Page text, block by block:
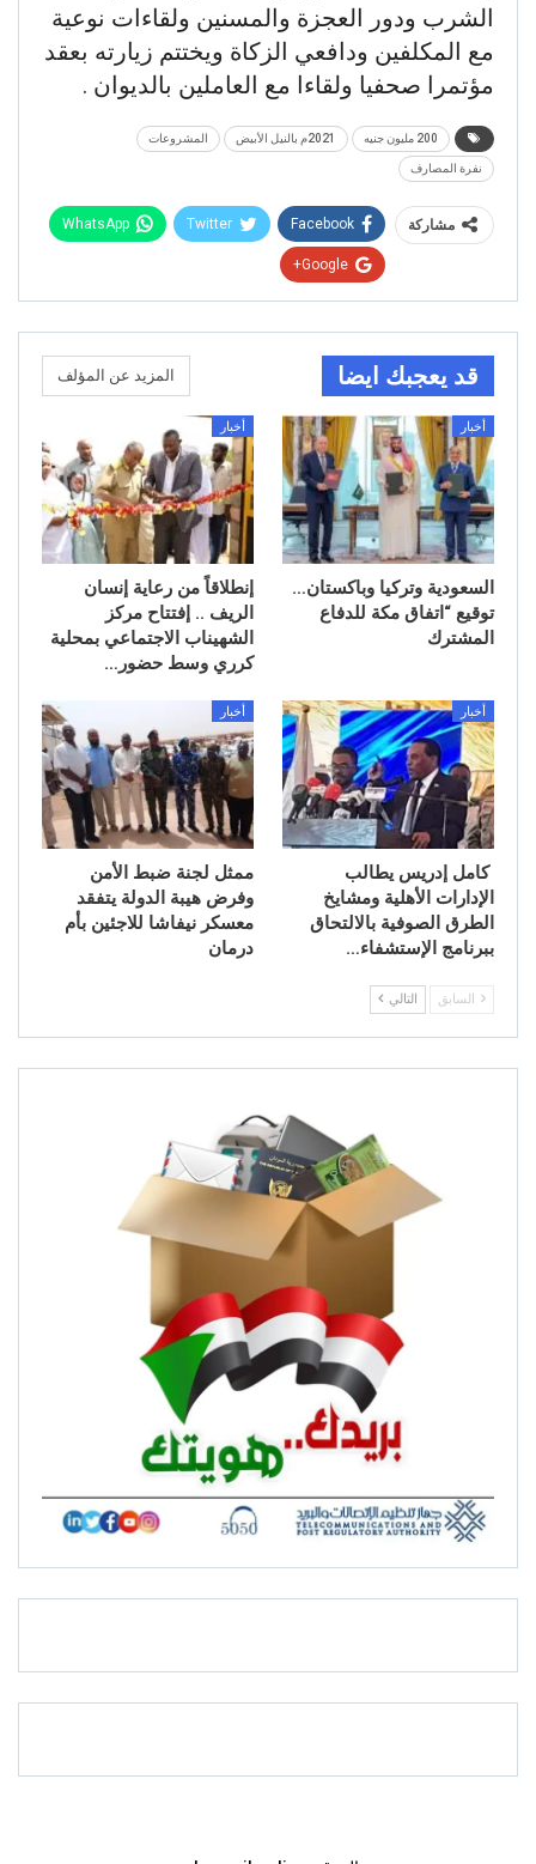
الشرب ودور العجزة والمسنين ولقاءات نوعية
مع المكلفين ودافعي الزكاة ويختتم زيارته بعقد
مؤتمرا صحفيا ولقاءا مع العاملين بالديوان .
200 مليون جنيه 2021م بالنيل الأبيض المشروعات
نفرة المصارف
مشاركة Facebook
Twitter
WhatsApp
Google+
قد يعجبك ايضا المزيد عن المؤلف
أخبار
السعودية وتركيا وباكستان…
توقيع “اتفاق مكة للدفاع
المشترك
أخبار
إنطلاقاً من رعاية إنسان
الريف .. إفتتاح مركز
الشهيناب الاجتماعي بمحلية
كرري وسط حضور…
أخبار
كامل إدريس يطالب
الإدارات الأهلية ومشايخ
الطرق الصوفية بالالتحاق
ببرنامج الإستشفاء…
أخبار
ممثل لجنة ضبط الأمن
وفرض هيبة الدولة يتفقد
معسكر نيفاشا للاجئين بأم
درمان
السابق التالي